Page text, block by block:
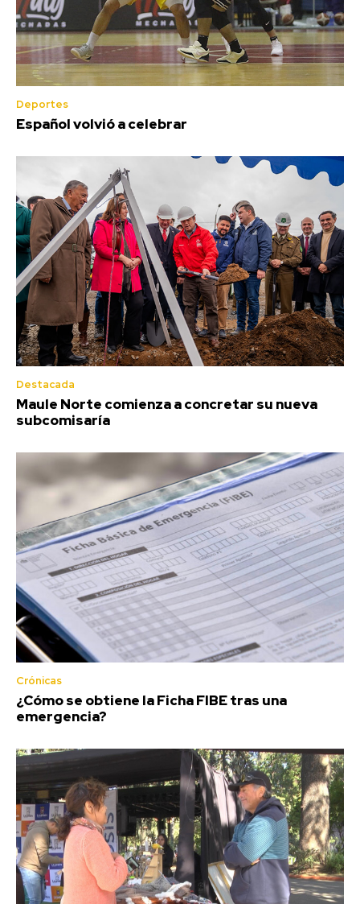
Deportes
Español volvió a celebrar
Destacada
Maule Norte comienza a concretar su nueva
subcomisaría
Crónicas
¿Cómo se obtiene la Ficha FIBE tras una
emergencia?